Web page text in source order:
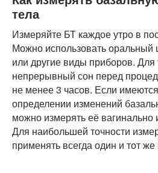
тела
Измеряйте БТ каждое утро в
Можно использовать
или другие виды приборов. Для
непрерывный сон перед
не менее 3 часов. Если
определении изменений
можно измерять её
Для наибольшей точности
применять всегда один и тот же